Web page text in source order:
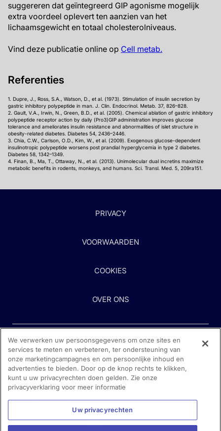
suggereren dat geïntegreerd GIP agonisme mogelijk
extra voordeel oplevert ten aanzien van het
lichaamsgewicht en totaal cholesterolniveaus.
Vind deze publicatie online op Cell metab.
Referenties
1. Dupre, J., Ross, S.A., Watson, D., et al. (1973). Stimulation of insulin secretion by
gastric inhibitory polypeptide in man. J. Clin. Endocrinol. Metab. 37, 826–828.
2. Gault, V.A., Irwin, N., Green, B.D., et al. (2005). Chemical ablation of gastric inhibitory
polypeptide receptor action by daily (Pro3)GIP administration improves glucose
tolerance and ameliorates insulin resistance and abnormalities of islet structure in
obesity-related diabetes. Diabetes 54, 2436–2446.
3. Chia, C.W., Carlson, O.D., Kim, W., et al. (2009). Exogenous glucose-dependent
insulinotropic polypeptide worsens post prandial hyperglycemia in type 2 diabetes.
Diabetes 58, 1342–1349.
4. Finan, B., Ma, T., Ottaway, N., et al. (2013). Unimolecular dual incretins maximize
metabolic benefits in rodents, monkeys, and humans. Sci. Transl. Med. 5, 209ra151.
PRIVACY
VOORWAARDEN
COOKIES
OVER ONS
Heeft u hulp nodig?
Neem contact met ons op
We verwerken uw persoonsgegevens om onze sites en
services te meten en verbeteren, ter ondersteuning van
onze marketingcampagnes en om persoonlijke inhoud en
advertenties te bieden. Door op de knop rechts te klikken,
kunt u uw privacyrechten doen gelden. Zie onze
privacyverklaring voor meer informatie
Uw privacyrechten